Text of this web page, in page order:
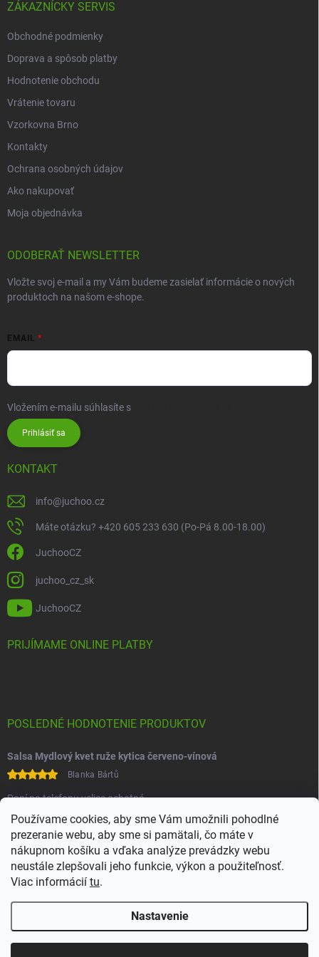
Používame cookies, aby sme Vám umožnili pohodlné
prezeranie webu, aby sme si pamätali, čo máte v
nákupnom košíku a vďaka analýze prevádzky webu
neustále zlepšovali jeho funkcie, výkon a použiteľnosť.
Viac informácií tu.
Nastavenie
ZÁKAZNÍCKY SERVIS
Obchodné podmienky
Doprava a spôsob platby
Hodnotenie obchodu
Vrátenie tovaru
Vzorkovna Brno
Kontakty
Ochrana osobných údajov
Ako nakupovať
Moja objednávka
ODOBERAŤ NEWSLETTER
Vložte svoj e-mail a my Vám budeme zasielať informácie o nových
produktoch na našom e-shope.
EMAIL
Vložením e-mailu súhlasíte s
Prihlásiť sa
KONTAKT
info@juchoo.cz
Máte otázku? +420 605 233 630 (Po-Pá 8.00-18.00)
JuchooCZ
juchoo_cz_sk
JuchooCZ
PRIJÍMAME ONLINE PLATBY
POSLEDNÉ HODNOTENIE PRODUKTOV
Salsa Mydlový kvet ruže kytica červeno-vínová
Blanka Bártů
Paní na telefonu velice ochotná
Copyright 2026Juchoo. Všetky práva vyhradené.Upraviť nastavenie